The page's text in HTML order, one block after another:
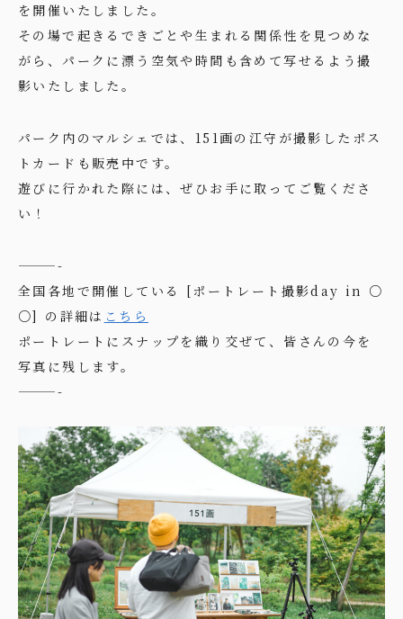
を開催いたしました。
その場で起きるできごとや生まれる関係性を見つめな
がら、パークに漂う空気や時間も含めて写せるよう撮
影いたしました。
パーク内のマルシェでは、151画の江守が撮影したポス
トカードも販売中です。
遊びに行かれた際には、ぜひお手に取ってご覧くださ
い！
———-
全国各地で開催している [ポートレート撮影day in ○
○] の詳細は こちら
ポートレートにスナップを織り交ぜて、皆さんの今を
写真に残します。
———-